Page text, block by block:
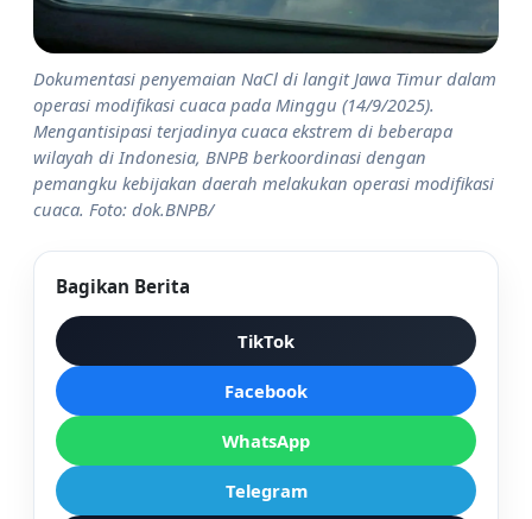
Dokumentasi penyemaian NaCl di langit Jawa Timur dalam
operasi modifikasi cuaca pada Minggu (14/9/2025).
Mengantisipasi terjadinya cuaca ekstrem di beberapa
wilayah di Indonesia, BNPB berkoordinasi dengan
pemangku kebijakan daerah melakukan operasi modifikasi
cuaca. Foto: dok.BNPB/
Bagikan Berita
TikTok
Facebook
WhatsApp
Telegram